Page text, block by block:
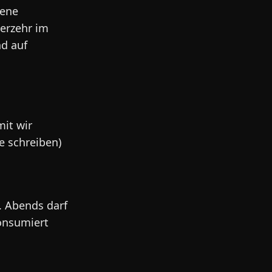
im
auf
wir
schreiben)
Abends darf